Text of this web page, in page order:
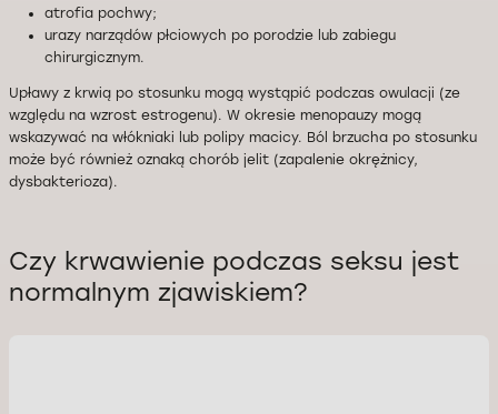
atrofia pochwy;
urazy narządów płciowych po porodzie lub zabiegu
chirurgicznym.
Upławy z krwią po stosunku mogą wystąpić podczas owulacji (ze
względu na wzrost estrogenu). W okresie menopauzy mogą
wskazywać na włókniaki lub polipy macicy. Ból brzucha po stosunku
może być również oznaką chorób jelit (zapalenie okrężnicy,
dysbakterioza).
Czy krwawienie podczas seksu jest
normalnym zjawiskiem?